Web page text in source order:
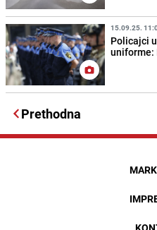
15.09.25.
Policajci
uniforme:
Prethodna